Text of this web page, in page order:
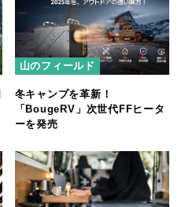
山のフィールド
冬キャンプを革新！
「BougeRV」次世代FFヒータ
ーを発売